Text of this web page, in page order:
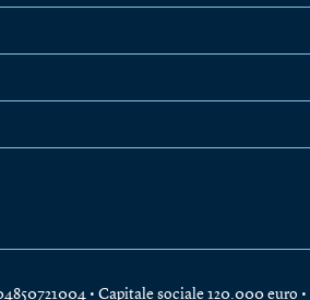
• Capitale sociale 120.000 euro •